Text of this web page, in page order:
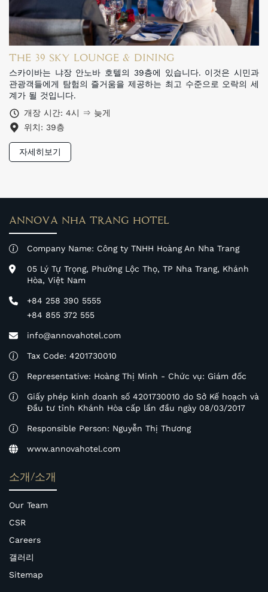
THE 39 SKY LOUNGE & DINING
스카이바는 냐장 안노바 호텔의 39층에 있습니다. 이것은 시민과
관광객들에게 탐험의 즐거움을 제공하는 최고 수준으로 오락의 세
계가 될 것입니다.
개장 시간: 4시 ⇒ 늦게
위치: 39층
자세히보기
ANNOVA NHA TRANG HOTEL
Company Name: Công ty TNHH Hoàng An Nha Trang
05 Lý Tự Trọng, Phường Lộc Thọ, TP Nha Trang, Khánh
Hòa, Việt Nam
+84 258 390 5555
+84 855 372 555
info@annovahotel.com
Tax Code: 4201730010
Representative: Hoàng Thị Minh - Chức vụ: Giám đốc
Giấy phép kinh doanh số 4201730010 do Sở Kế hoạch và
Đầu tư tỉnh Khánh Hòa cấp lần đầu ngày 08/03/2017
Responsible Person: Nguyễn Thị Thương
www.annovahotel.com
소개/소개
Our Team
CSR
Careers
갤러리
Sitemap